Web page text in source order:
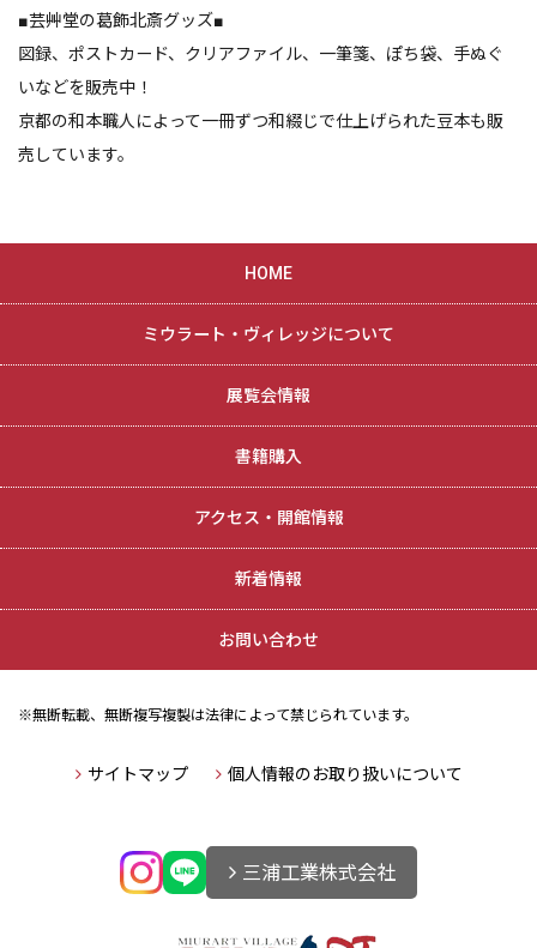
■芸艸堂の葛飾北斎グッズ■
図録、ポストカード、クリアファイル、一筆箋、ぽち袋、手ぬぐ
いなどを販売中！
京都の和本職人によって一冊ずつ和綴じで仕上げられた豆本も販
売しています。
HOME
ミウラート・ヴィレッジについて
展覧会情報
書籍購入
アクセス・開館情報
新着情報
お問い合わせ
※無断転載、無断複写複製は法律によって禁じられています。
サイトマップ 個人情報のお取り扱いについて
三浦工業株式会社